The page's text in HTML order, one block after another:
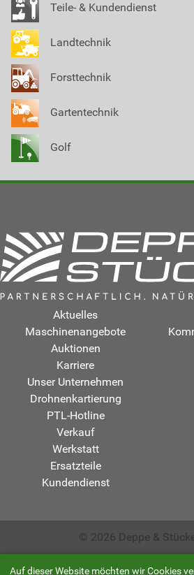
Teile- & Kundendienst
Landtechnik
Forsttechnik
Gartentechnik
Golf
Aktuelles
Maschinenangebote
Auktionen
Karriere
Unser Unternehmen
Drohnenkartierung
PTL-Hotline
Verkauf
Werkstatt
Ersatzteile
Kundendienst
© 2026 Deppe &
Auf dieser Website möchten wir Cookies